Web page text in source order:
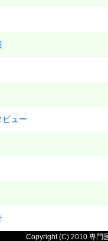
ビュー
Copyright (C) 2010 専門